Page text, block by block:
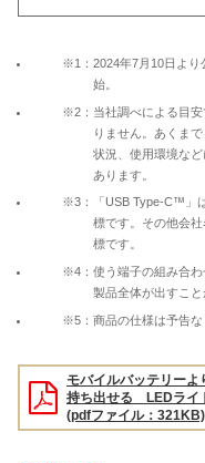
※1：2024年7月10日より
始。
※2：当社調べによる目安
りません。あくま
状況、使用環境な
あります。
※3：「USB Type-C™」
標です。その他会
標です。
※4：使う端子の組み合わ
製品全体が出すこと
※5：商品の仕様は予告な
モバイルバッテリー
持ち出せる LEDライ
(pdfファイル：321KB)